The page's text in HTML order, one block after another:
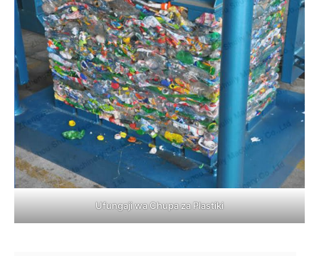
Ufungaji wa Chupa za Plastiki